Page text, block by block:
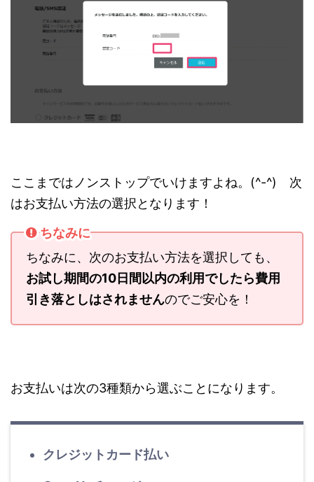
ここまではノンストップでいけますよね。(^-^) 次
はお支払い方法の選択となります！
ちなみに
ちなみに、次のお支払い方法を選択しても、
お試し期間の10日間以内の利用でしたら費用
引き落としはされませんのでご安心を！
お支払いは次の3種類から選ぶことになります。
クレジットカード払い